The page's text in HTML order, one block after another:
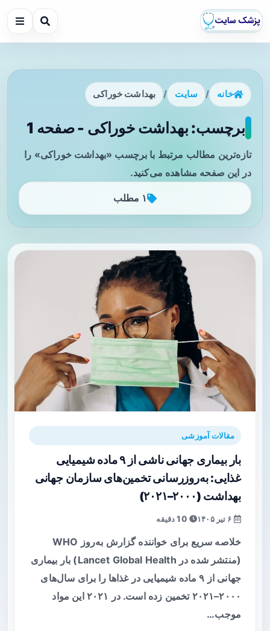
خانه / سایت / بهداشت خوراکی
برچسب: بهداشت خوراکی - صفحه 1
تازه‌ترین مطالب مرتبط با برچسب «بهداشت خوراکی» را
در این صفحه مشاهده می‌کنید.
۱ مطلب
مقالات آموزشی
بار بیماری جهانی ناشی از ۹ ماده شیمیایی
غذایی: به‌روزرسانی تخمین‌های سازمان جهانی
بهداشت (۲۰۰۰–۲۰۲۱)
خلاصه سریع برای خواننده گزارش به‌روز WHO
(منتشر شده در Lancet Global Health) بار بیماری
جهانی از ۹ ماده شیمیایی در غذاها را برای سال‌های
۲۰۰۰–۲۰۲۱ تخمین زده است. در ۲۰۲۱ این مواد
موجب…